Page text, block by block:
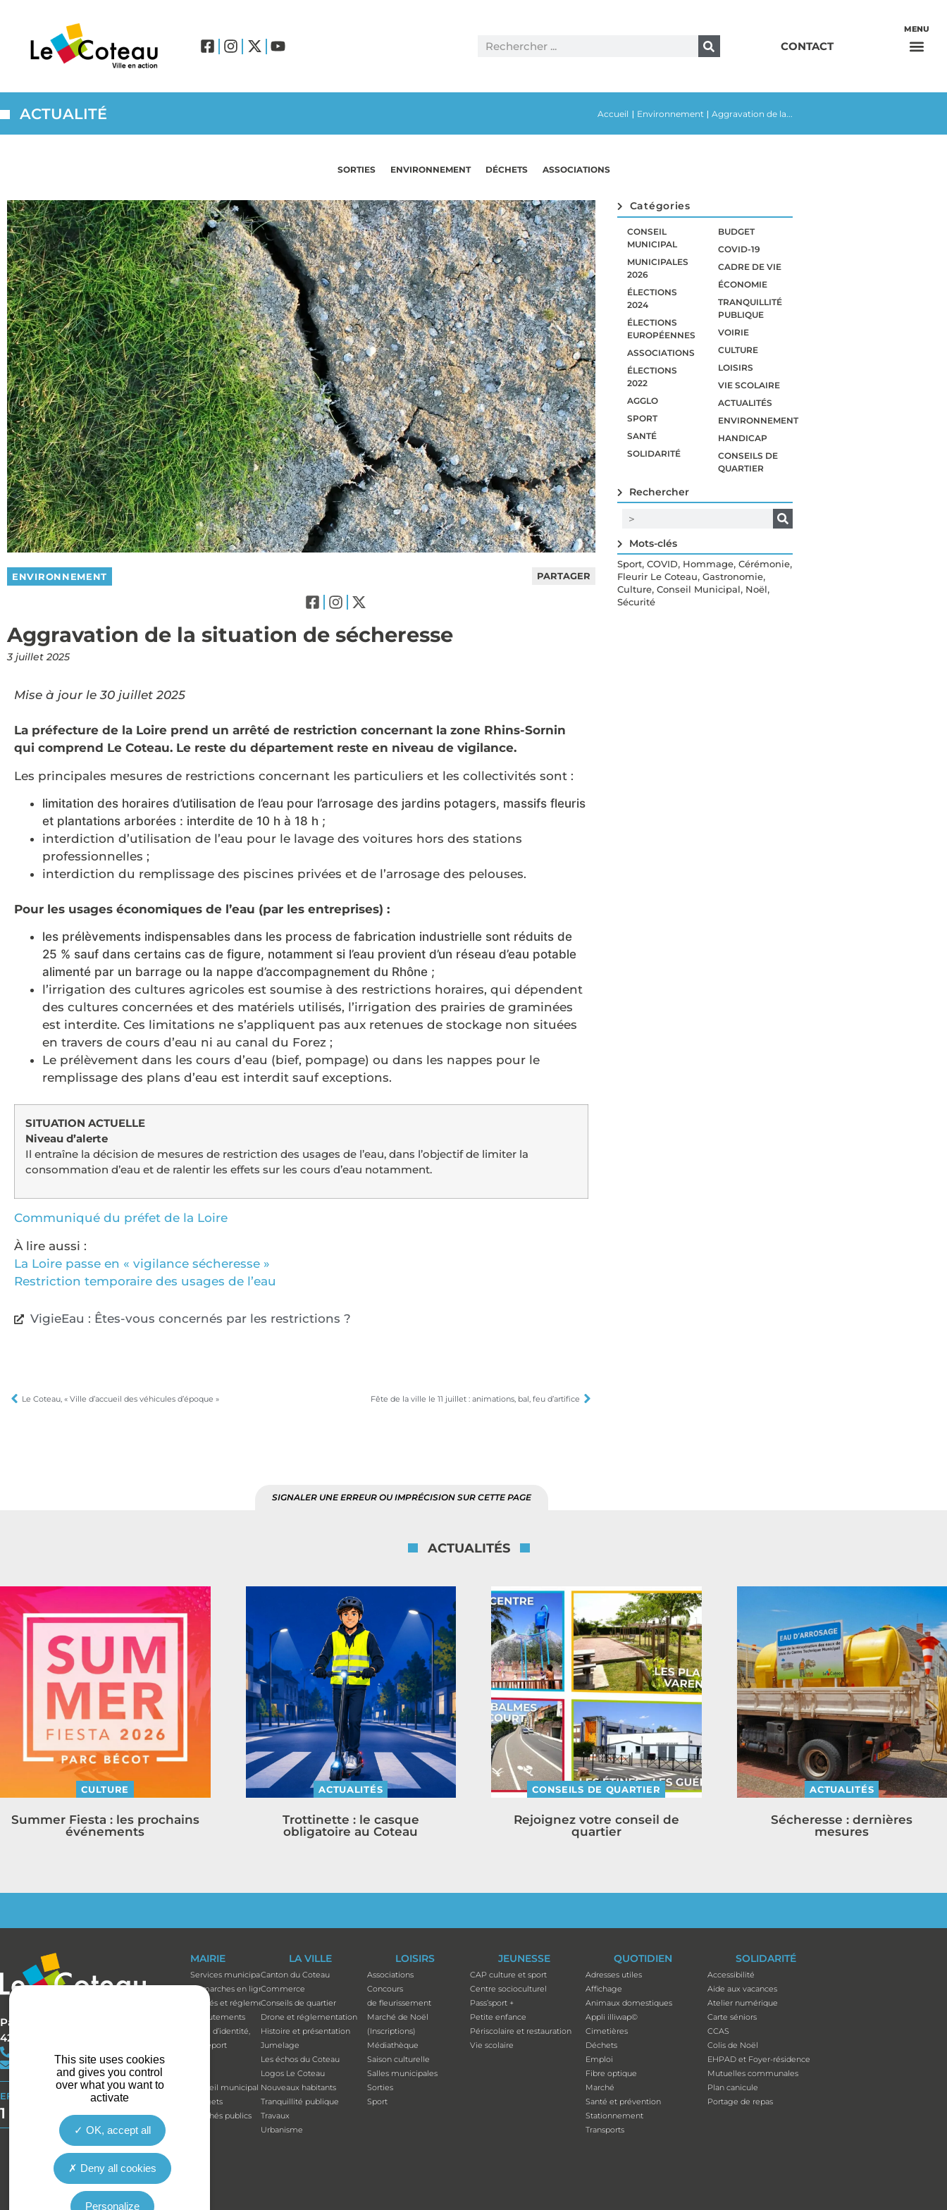
CONTACT
ACTUALITÉ Accueil Environnement Aggravation de la...
SORTIES ENVIRONNEMENT DÉCHETS ASSOCIATIONS
ENVIRONNEMENT PARTAGER
Aggravation de la situation de sécheresse
3 juillet 2025
Mise à jour le 30 juillet 2025
La préfecture de la Loire prend un arrêté de restriction concernant la zone Rhins-Sornin
qui comprend Le Coteau. Le reste du département reste en niveau de vigilance.
Les principales mesures de restrictions concernant les particuliers et les collectivités sont :
limitation des horaires d’utilisation de l’eau pour l’arrosage des jardins potagers, massifs fleuris
et plantations arborées : interdite de 10 h à 18 h ;
interdiction d’utilisation de l’eau pour le lavage des voitures hors des stations
professionnelles ;
interdiction du remplissage des piscines privées et de l’arrosage des pelouses.
Pour les usages économiques de l’eau (par les entreprises) :
les prélèvements indispensables dans les process de fabrication industrielle sont réduits de
25 % sauf dans certains cas de figure, notamment si l’eau provient d’un réseau d’eau potable
alimenté par un barrage ou la nappe d’accompagnement du Rhône ;
l’irrigation des cultures agricoles est soumise à des restrictions horaires, qui dépendent
des cultures concernées et des matériels utilisés, l’irrigation des prairies de graminées
est interdite. Ces limitations ne s’appliquent pas aux retenues de stockage non situées
en travers de cours d’eau ni au canal du Forez ;
Le prélèvement dans les cours d’eau (bief, pompage) ou dans les nappes pour le
remplissage des plans d’eau est interdit sauf exceptions.
SITUATION ACTUELLE
Niveau d’alerte
Il entraîne la décision de mesures de restriction des usages de l’eau, dans l’objectif de limiter la
consommation d’eau et de ralentir les effets sur les cours d’eau notamment.
Communiqué du préfet de la Loire
À lire aussi :
La Loire passe en « vigilance sécheresse »
Restriction temporaire des usages de l’eau
VigieEau : Êtes-vous concernés par les restrictions ?
Le Coteau, « Ville d’accueil des véhicules d’époque » Fête de la ville le 11 juillet : animations, bal, feu d’artifice
Catégories
CONSEIL
MUNICIPAL
MUNICIPALES
2026
ÉLECTIONS
2024
ÉLECTIONS
EUROPÉENNES
ASSOCIATIONS
ÉLECTIONS
2022
AGGLO
SPORT
SANTÉ
SOLIDARITÉ
BUDGET
COVID-19
CADRE DE VIE
ÉCONOMIE
TRANQUILLITÉ
PUBLIQUE
VOIRIE
CULTURE
LOISIRS
VIE SCOLAIRE
ACTUALITÉS
ENVIRONNEMENT
HANDICAP
CONSEILS DE
QUARTIER
Rechercher
Mots-clés
Sport, COVID, Hommage, Cérémonie,
Fleurir Le Coteau, Gastronomie,
Culture, Conseil Municipal, Noël,
Sécurité
SIGNALER UNE ERREUR OU IMPRÉCISION SUR CETTE PAGE
ACTUALITÉS
CULTURE
Summer Fiesta : les prochains
événements
ACTUALITÉS
Trottinette : le casque
obligatoire au Coteau
CONSEILS DE QUARTIER
Rejoignez votre conseil de
quartier
ACTUALITÉS
Sécheresse : dernières
mesures
Parc Bécot
42120 LE COTEAU
contact@mairie-lecoteau.fr
EFFORT BUDGÉTAIRE
1 164 514 €
MAIRIE
Services municipaux
Démarches en ligne
Arrêtés et réglements
Recrutements
Carte d’identité,
passeport
Conseil municipal
Budgets
Marchés publics
LA VILLE
Canton du Coteau
Commerce
Conseils de quartier
Drone et réglementation
Histoire et présentation
Jumelage
Les échos du Coteau
Logos Le Coteau
Nouveaux habitants
Tranquillité publique
Travaux
Urbanisme
LOISIRS
Associations
Concours
de fleurissement
Marché de Noël
(Inscriptions)
Médiathèque
Saison culturelle
Salles municipales
Sorties
Sport
JEUNESSE
CAP culture et sport
Centre socioculturel
Pass’sport +
Petite enfance
Périscolaire et restauration
Vie scolaire
QUOTIDIEN
Adresses utiles
Affichage
Animaux domestiques
Appli illiwap©
Cimetières
Déchets
Emploi
Fibre optique
Marché
Santé et prévention
Stationnement
Transports
SOLIDARITÉ
Accessibilité
Aide aux vacances
Atelier numérique
Carte séniors
CCAS
Colis de Noël
EHPAD et Foyer-résidence
Mutuelles communales
Plan canicule
Portage de repas
This site uses cookies
and gives you control
over what you want to
activate
OK, accept all
Deny all cookies
Personalize